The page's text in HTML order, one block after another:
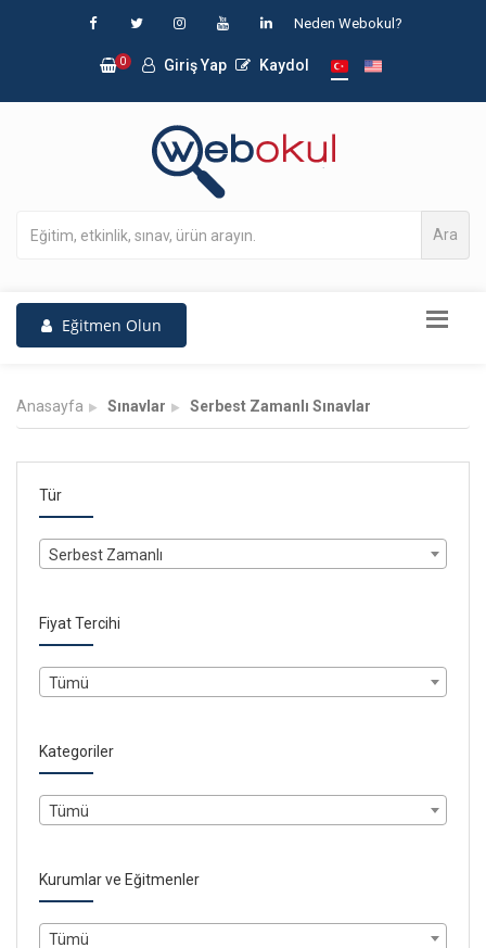
Neden Webokul?
0 Giriş Yap Kaydol
Ara
Eğitmen Olun
Anasayfa Sınavlar Serbest Zamanlı Sınavlar
Tür
Serbest Zamanlı
Fiyat Tercihi
Tümü
Kategoriler
Tümü
Kurumlar ve Eğitmenler
Tümü